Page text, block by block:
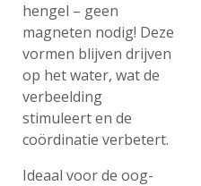
hengel – geen
magneten nodig! Deze
vormen blijven drijven
op het water, wat de
verbeelding
stimuleert en de
coördinatie verbetert.
Ideaal voor de oog-